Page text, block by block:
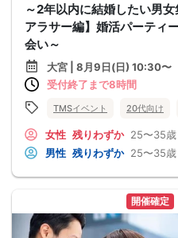
～2年以内に結婚したい男
アラサー編】婚活パーティ
会い～
大宮 | 8月9日(日) 10:30〜
受付終了まで8時間
TMSイベント 20代向け
女性 残りわずか 25〜35歳
男性 残りわずか 25〜35歳
開催確定